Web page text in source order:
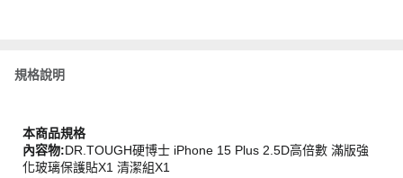
規格說明
本商品規格
內容物:DR.TOUGH硬博士 iPhone 15 Plus 2.5D高倍數 滿版強
化玻璃保護貼X1 清潔組X1